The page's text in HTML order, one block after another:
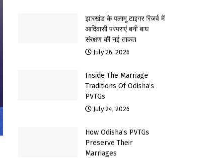
झारखंड के पलामू टाइगर रिजर्व में
आदिवासी परंपराएं बनीं बाघ
संरक्षण की नई ताकत
July 26, 2026
Inside The Marriage
Traditions Of Odisha’s
PVTGs
July 24, 2026
How Odisha’s PVTGs
Preserve Their
Marriages